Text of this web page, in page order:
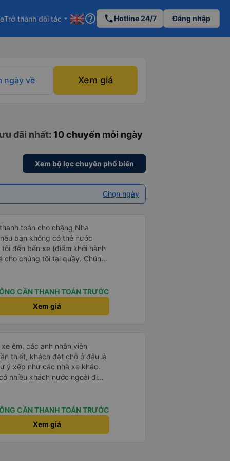
Trở thành đối tác arrow_drop_down help_outline phoneHotline 24/7 Đăng nhập
ngày về Xem giá
đãi nhất: 10 chuyến mỗi ngày
Xem bộ lọc chuyến phổ biến
Chọn ngày
toán cho chặng Nha
bạn không có thẻ nước
đến bến xe (điểm khởi hành
chúng tôi tại quầy. Chúng
chuyển sang xe giường nằm.
áo len ấm hoặc áo khoác
và chăn mền thì hơi cũ,
ngả. Xe ít rộng rãi hơn,
hơn nhiều so với một chuyến
tôi cũng dừng lại gần Nha
ga bằng xe buýt nhỏ. Họ
CẦN THANH TOÁN TRƯỚC
Xem giá
êm, các anh nhân viên
thiết, khách đặt chỗ ở đâu là
ý xếp như các nhà xe khác.
nhiều khách nước ngoài đi
CẦN THANH TOÁN TRƯỚC
Xem giá